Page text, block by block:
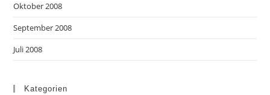
Oktober 2008
September 2008
Juli 2008
Kategorien